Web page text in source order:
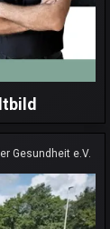
Gesundheit e.V.